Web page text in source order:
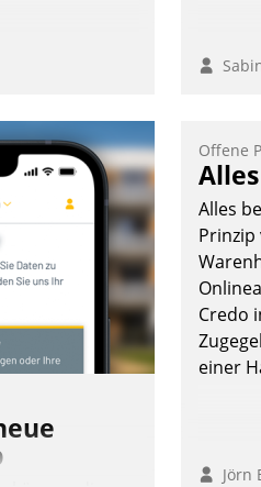
Offene
Alles
Credo
einer
Jörn